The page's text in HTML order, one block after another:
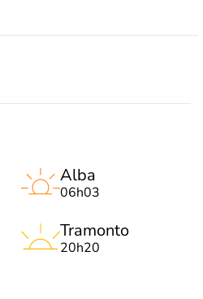
Alba
06h03
Tramonto
20h20